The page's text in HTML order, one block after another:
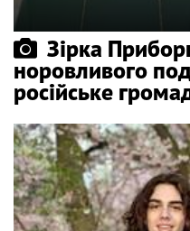
Зірка
норовливого
російське